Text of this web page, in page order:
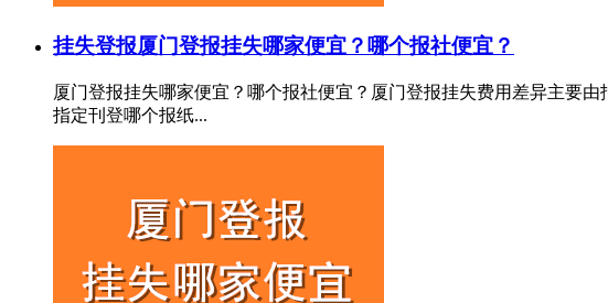
挂失登报厦门登报挂失哪家便宜？哪个报社便宜？
厦门登报挂失哪家便宜？哪个报社便宜？厦门登报挂失费用差异主要
指定刊登哪个报纸...